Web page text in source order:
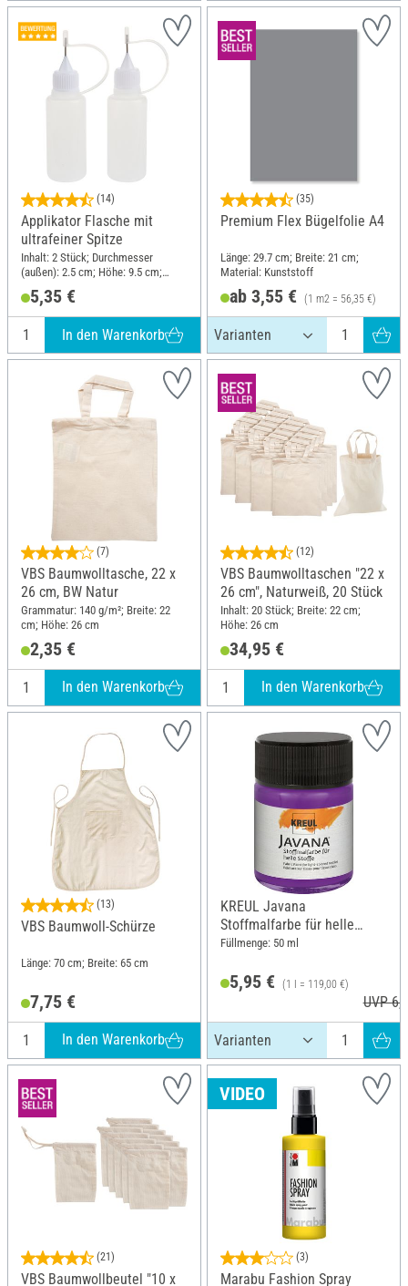
(14)
Applikator Flasche mit
ultrafeiner Spitze
Inhalt: 2 Stück; Durchmesser
(außen): 2.5 cm; Höhe: 9.5 cm;
5,35 €
In den Warenkorb
(35)
Premium Flex Bügelfolie A4
Länge: 29.7 cm; Breite: 21 cm;
Material: Kunststoff
ab 3,55 € (1 m2 = 56,35 €)
(7)
VBS Baumwolltasche, 22 x
26 cm, BW Natur
Grammatur: 140 g/m²; Breite: 22
cm; Höhe: 26 cm
2,35 €
In den Warenkorb
(12)
VBS Baumwolltaschen "22 x
26 cm", Naturweiß, 20 Stück
Inhalt: 20 Stück; Breite: 22 cm;
Höhe: 26 cm
34,95 €
In den Warenkorb
(13)
VBS Baumwoll-Schürze
Länge: 70 cm; Breite: 65 cm
7,75 €
In den Warenkorb
KREUL Javana
Stoffmalfarbe für helle
Stoffe
Füllmenge: 50 ml
5,95 € (1 l = 119,00 €)
UVP
(21)
VBS Baumwollbeutel "10 x
VIDEO
(3)
Marabu Fashion Spray